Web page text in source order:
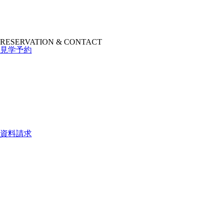
RESERVATION & CONTACT
見学予約
資料請求